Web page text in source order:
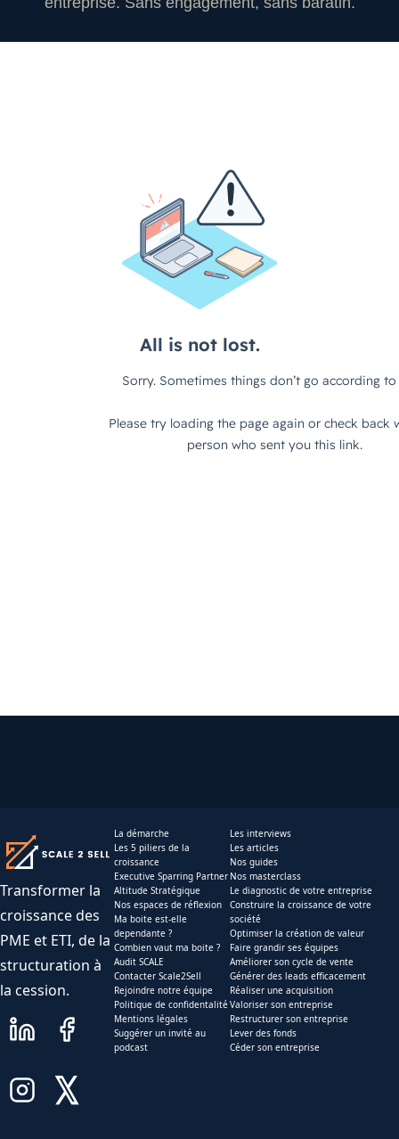
Transformer la
croissance des
PME et ETI, de la
structuration à
la cession.
La démarche
Les 5 piliers de la
croissance
Executive Sparring Partner
Altitude Stratégique
Nos espaces de réflexion
Ma boite est-elle
dependante ?
Combien vaut ma boite ?
Audit SCALE
Contacter Scale2Sell
Rejoindre notre équipe
Politique de confidentalité
Mentions légales
Suggérer un invité au
podcast
Les interviews
Les articles
Nos guides
Nos masterclass
Le diagnostic de votre entreprise
Construire la croissance de votre
société
Optimiser la création de valeur
Faire grandir ses équipes
Améliorer son cycle de vente
Générer des leads efficacement
Réaliser une acquisition
Valoriser son entreprise
Restructurer son entreprise
Lever des fonds
Céder son entreprise